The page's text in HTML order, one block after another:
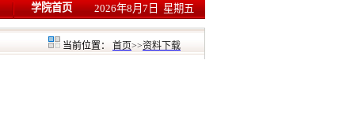
学院首页 2026年8月7日 星期五
当前位置： 首页>>资料下载